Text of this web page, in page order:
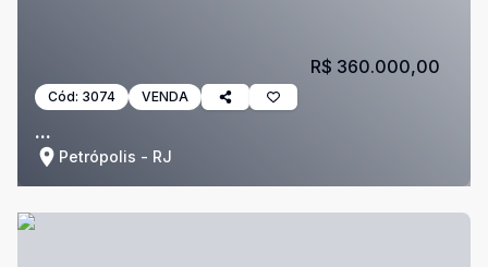
Cód: 3074 VENDA
...
Petrópolis - RJ
R$ 360.000,00